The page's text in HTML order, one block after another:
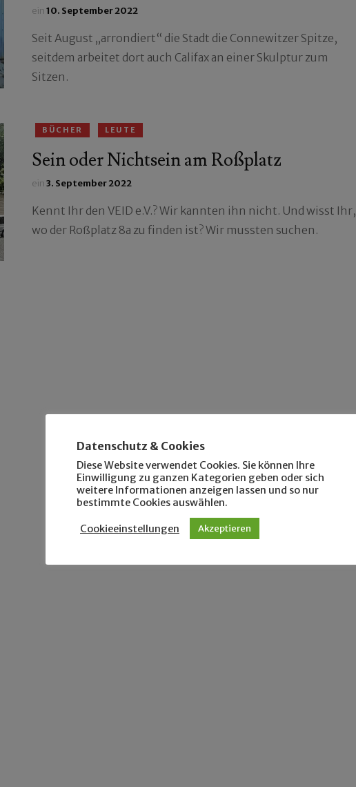
ein10. September 2022
Seit August „arrondiert“ die Stadt die Connewitzer Spitze,
seitdem arbeitet dort auch Califax an einer Skulptur zum
Sitzen.
BÜCHER LEUTE
Sein oder Nichtsein am Roßplatz
ein3. September 2022
Kennt Ihr den VEID e.V.? Wir kannten ihn nicht. Und wisst Ihr,
wo der Roßplatz 8a zu finden ist? Wir mussten suchen.
Datenschutz & Cookies
Diese Website verwendet Cookies. Sie können Ihre
Einwilligung zu ganzen Kategorien geben oder sich
weitere Informationen anzeigen lassen und so nur
bestimmte Cookies auswählen.
Cookieeinstellungen Akzeptieren